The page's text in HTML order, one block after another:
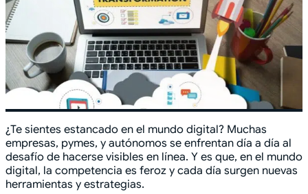
¿Te sientes estancado en el mundo digital? Muchas
empresas, pymes, y autónomos se enfrentan día a día al
desafío de hacerse visibles en línea. Y es que, en el mundo
digital, la competencia es feroz y cada día surgen nuevas
herramientas y estrategias.